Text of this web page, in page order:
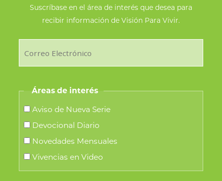
Suscríbase en el área de interés que desea para
recibir información de Visión Para Vivir.
Áreas de interés
Aviso de Nueva Serie
Devocional Diario
Novedades Mensuales
Vivencias en Video